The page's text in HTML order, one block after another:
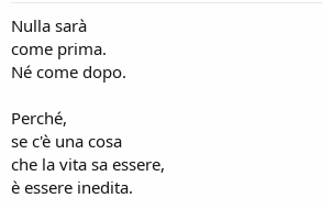
Nulla sarà
come prima.
Né come dopo.
Perché,
se c'è una cosa
che la vita sa essere,
è essere inedita.